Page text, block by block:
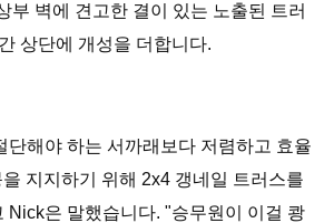
부 벽에 견고한 결이 있는 노출된 트러
상단에 개성을 더합니다.
단해야 하는 서까래보다 저렴하고 효율
지지하기 위해 2x4 갱네일 트러스를
Nick은 말했습니다. "승무원이 이걸 쾅